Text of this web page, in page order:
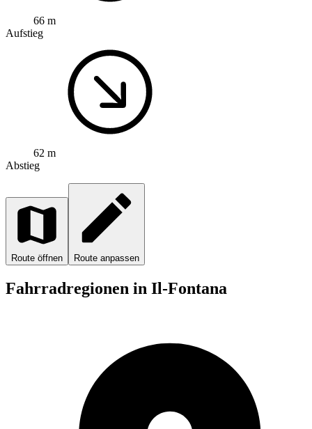
66 m
Aufstieg
62 m
Abstieg
Route öffnen Route anpassen
Fahrradregionen in Il-Fontana